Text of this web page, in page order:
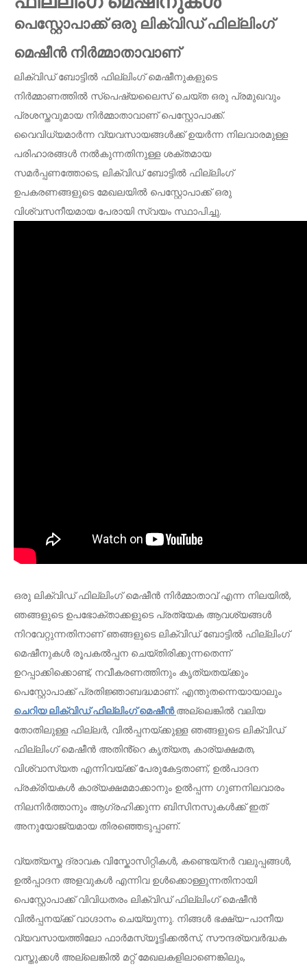
പെസ്റ്റോപാക്ക് ഒരു ലിക്വിഡ് ഫില്ലിംഗ്
മെഷീൻ നിർമ്മാതാവാണ്
ലിക്വിഡ് ബോട്ടിൽ ഫില്ലിംഗ് മെഷീനുകളുടെ
നിർമ്മാണത്തിൽ സ്പെഷ്യലൈസ് ചെയ്ത ഒരു പ്രമുഖവും
പ്രശസ്തവുമായ നിർമ്മാതാവാണ് പെസ്റ്റോപാക്ക്.
വൈവിധ്യമാർന്ന വ്യവസായങ്ങൾക്ക് ഉയർന്ന നിലവാരമുള്ള
പരിഹാരങ്ങൾ നൽകുന്നതിനുള്ള ശക്തമായ
സമർപ്പണത്തോടെ, ലിക്വിഡ് ബോട്ടിൽ ഫില്ലിംഗ്
ഉപകരണങ്ങളുടെ മേഖലയിൽ പെസ്റ്റോപാക്ക് ഒരു
വിശ്വസനീയമായ പേരായി സ്വയം സ്ഥാപിച്ചു.
ഒരു ലിക്വിഡ് ഫില്ലിംഗ് മെഷീൻ നിർമ്മാതാവ് എന്ന നിലയിൽ,
ഞങ്ങളുടെ ഉപഭോക്താക്കളുടെ പ്രത്യേക ആവശ്യങ്ങൾ
നിറവേറ്റുന്നതിനാണ് ഞങ്ങളുടെ ലിക്വിഡ് ബോട്ടിൽ ഫില്ലിംഗ്
മെഷീനുകൾ രൂപകൽപ്പന ചെയ്തിരിക്കുന്നതെന്ന്
ഉറപ്പാക്കിക്കൊണ്ട്, നവീകരണത്തിനും കൃത്യതയ്ക്കും
പെസ്റ്റോപാക്ക് പ്രതിജ്ഞാബദ്ധമാണ്. എന്തുതന്നെയായാലും
ചെറിയ ലിക്വിഡ് ഫില്ലിംഗ് മെഷീൻഅല്ലെങ്കിൽ വലിയ
തോതിലുള്ള ഫില്ലർ, വിൽപ്പനയ്ക്കുള്ള ഞങ്ങളുടെ ലിക്വിഡ്
ഫില്ലിംഗ് മെഷീൻ അതിൻ്റെ കൃത്യത, കാര്യക്ഷമത,
വിശ്വാസ്യത എന്നിവയ്ക്ക് പേരുകേട്ടതാണ്, ഉൽപാദന
പ്രക്രിയകൾ കാര്യക്ഷമമാക്കാനും ഉൽപ്പന്ന ഗുണനിലവാരം
നിലനിർത്താനും ആഗ്രഹിക്കുന്ന ബിസിനസുകൾക്ക് ഇത്
അനുയോജ്യമായ തിരഞ്ഞെടുപ്പാണ്.
വ്യത്യസ്ത ദ്രാവക വിസ്കോസിറ്റികൾ, കണ്ടെയ്നർ വലുപ്പങ്ങൾ,
ഉൽപ്പാദന അളവുകൾ എന്നിവ ഉൾക്കൊള്ളുന്നതിനായി
പെസ്റ്റോപാക്ക് വിവിധതരം ലിക്വിഡ് ഫില്ലിംഗ് മെഷീൻ
വിൽപ്പനയ്ക്ക് വാഗ്ദാനം ചെയ്യുന്നു. നിങ്ങൾ ഭക്ഷ്യ-പാനീയ
വ്യവസായത്തിലോ ഫാർമസ്യൂട്ടിക്കൽസ്, സൗന്ദര്യവർദ്ധക
വസ്തുക്കൾ അല്ലെങ്കിൽ മറ്റ് മേഖലകളിലാണെങ്കിലും,